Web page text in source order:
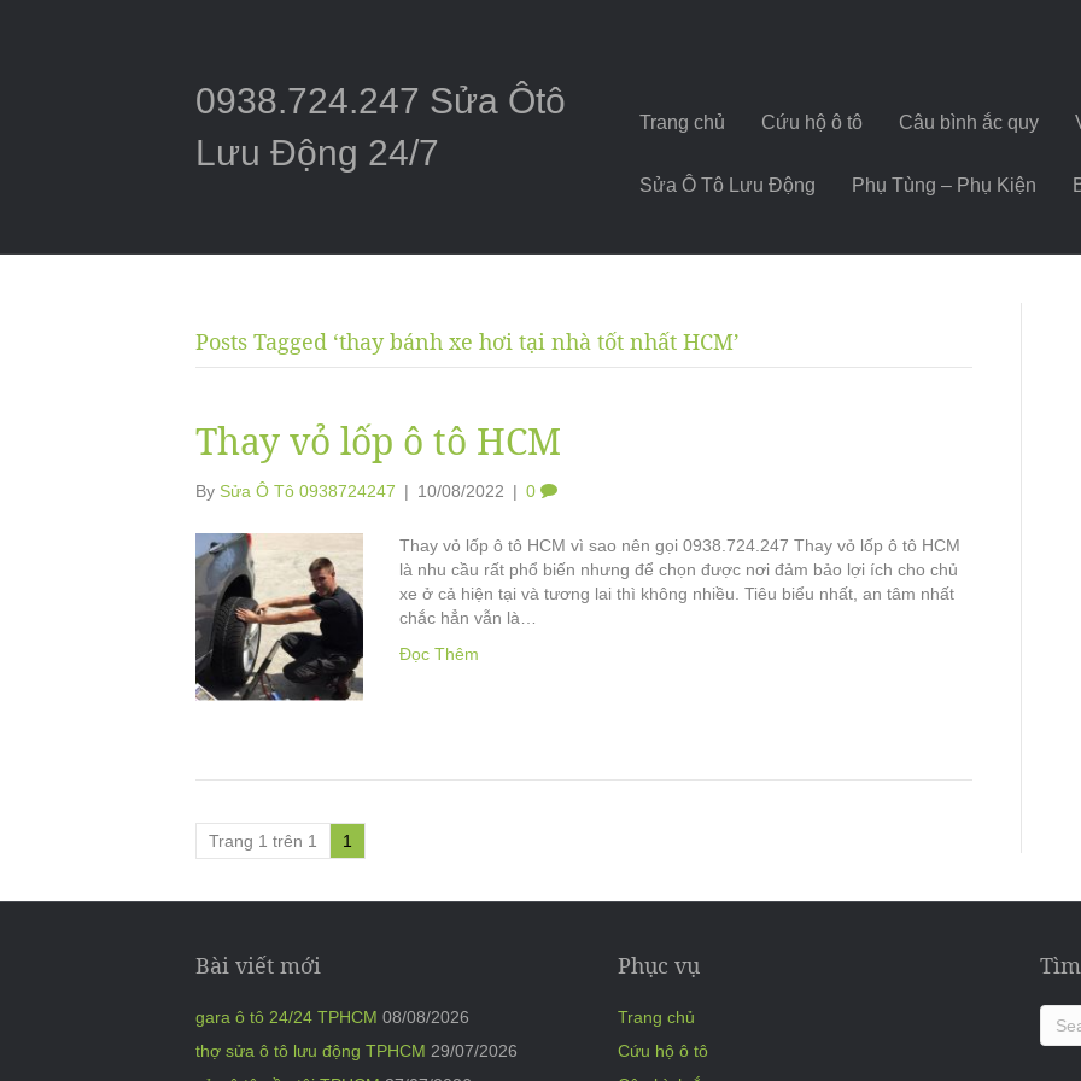
0938.724.247 Sửa Ôtô
Lưu Động 24/7
Trang chủ Cứu hộ ô tô Câu bình ắc quy
Sửa Ô Tô Lưu Động Phụ Tùng – Phụ Kiện
Posts Tagged ‘thay bánh xe hơi tại nhà tốt nhất HCM’
Thay vỏ lốp ô tô HCM
By Sửa Ô Tô 0938724247 | 10/08/2022 | 0
Thay vỏ lốp ô tô HCM vì sao nên gọi 0938.724.247 Thay vỏ lốp ô tô HCM
là nhu cầu rất phổ biến nhưng để chọn được nơi đảm bảo lợi ích cho chủ
xe ở cả hiện tại và tương lai thì không nhiều. Tiêu biểu nhất, an tâm nhất
chắc hẳn vẫn là…
Đọc Thêm
Trang 1 trên 1 1
Bài viết mới
gara ô tô 24/24 TPHCM 08/08/2026
thợ sửa ô tô lưu động TPHCM 29/07/2026
Phục vụ
Trang chủ
Cứu hộ ô tô